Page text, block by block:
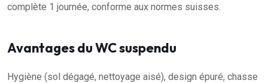
complète 1 journée, conforme aux normes suisses.
Avantages du WC suspendu
Hygiène (sol dégagé, nettoyage aisé), design épuré, chasse